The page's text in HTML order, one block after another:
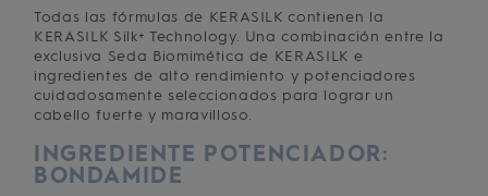
Todas las fórmulas de KERASILK contienen la
KERASILK Silk+ Technology. Una combinación entre la
exclusiva Seda Biomimética de KERASILK e
ingredientes de alto rendimiento y potenciadores
cuidadosamente seleccionados para lograr un
cabello fuerte y maravilloso.
INGREDIENTE POTENCIADOR:
BONDAMIDE